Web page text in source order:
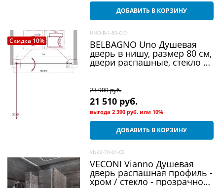
ДОБАВИТЬ В КОРЗИНУ
Скидка 10%
UNO-B-1-80-C-Cr
BELBAGNO Uno Душевая
дверь в нишу, размер 80 см,
двери распашные, стекло 5
23 900 руб.
21 510 руб.
выгода2 390 руб. или 10%
ДОБАВИТЬ В КОРЗИНУ
VN43-70-01-C5
VECONI Vianno Душевая
дверь распашная профиль -
хром / стекло - прозрачное,